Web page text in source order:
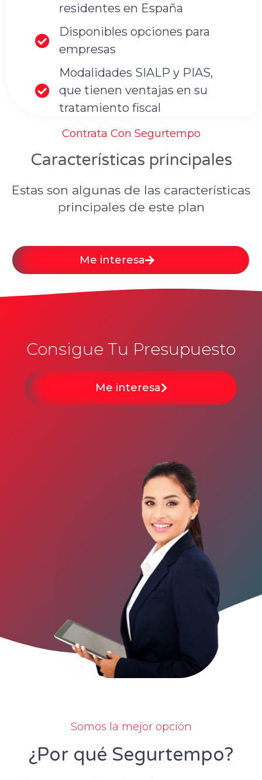
residentes en España
Disponibles opciones para
empresas
Modalidades SIALP y PIAS,
que tienen ventajas en su
tratamiento fiscal
Contrata Con Segurtempo
Características principales
Estas son algunas de las características
principales de este plan
Me interesa
Consigue Tu Presupuesto
Me interesa
Somos la mejor opción
¿Por qué Segurtempo?